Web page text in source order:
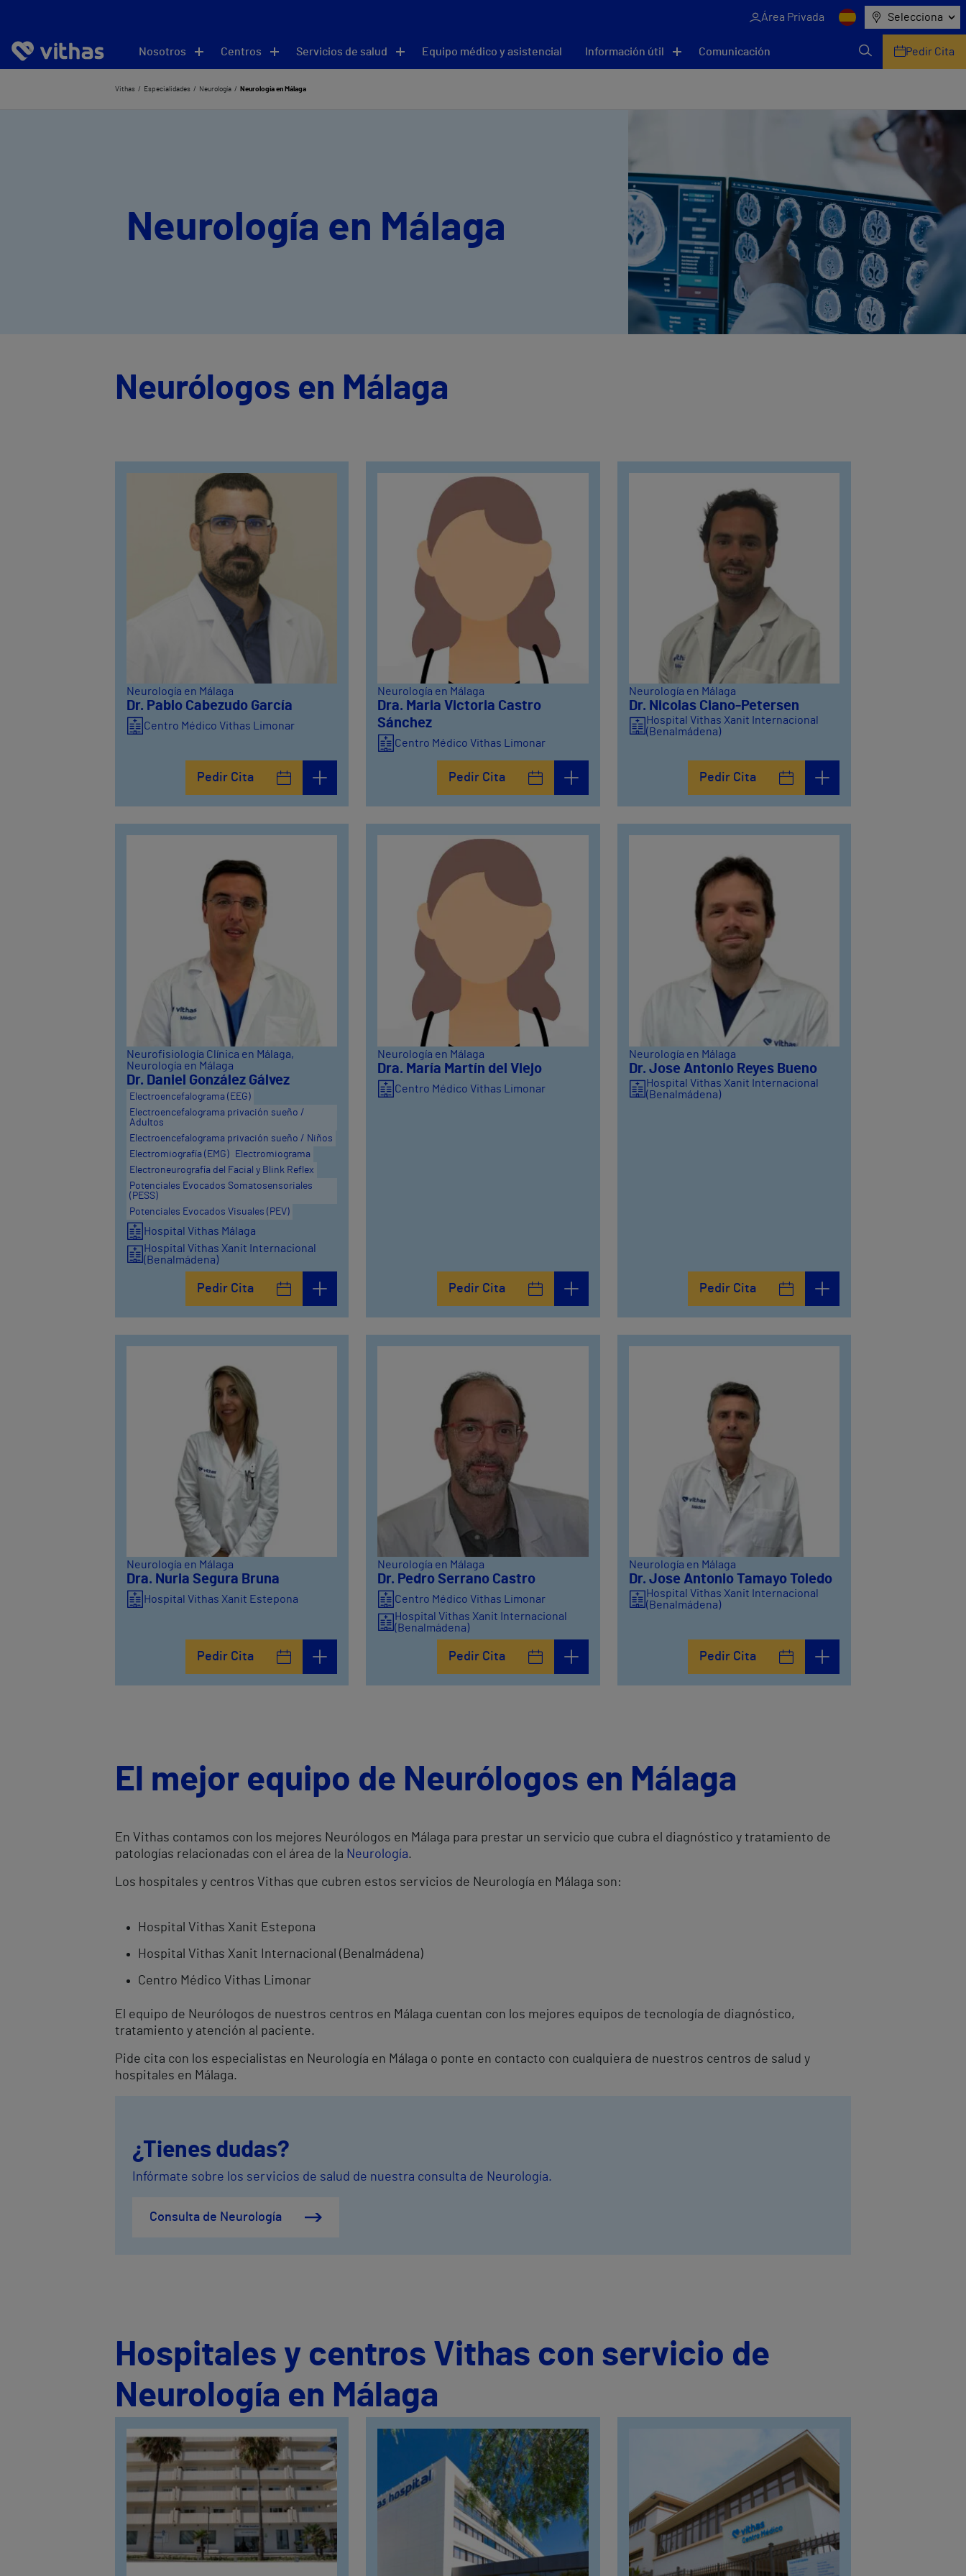
Área Privada Selecciona
Nosotros Centros Servicios de salud Equipo médico y asistencial Información útil Comunicación Pedir Cita
Vithas Especialidades Neurología Neurología en Málaga
Neurología en Málaga
Neurólogos en Málaga
Neurología en Málaga
Dr. Pablo Cabezudo García
Centro Médico Vithas Limonar
Pedir Cita
Neurología en Málaga
Dra. Maria Victoria Castro
Sánchez
Centro Médico Vithas Limonar
Pedir Cita
Neurología en Málaga
Dr. Nicolas Ciano-Petersen
Hospital Vithas Xanit Internacional
(Benalmádena)
Pedir Cita
Neurofisiología Clínica en Málaga,
Neurología en Málaga
Dr. Daniel González Gálvez
Electroencefalograma (EEG)
Electroencefalograma privación sueño /
Adultos
Electroencefalograma privación sueño / Niños
Electromiografía (EMG)
Electromiograma
Electroneurografía del Facial y Blink Reflex
Potenciales Evocados Somatosensoriales
(PESS)
Potenciales Evocados Visuales (PEV)
Hospital Vithas Málaga
Hospital Vithas Xanit Internacional
(Benalmádena)
Pedir Cita
Neurología en Málaga
Dra. María Martín del Viejo
Centro Médico Vithas Limonar
Pedir Cita
Neurología en Málaga
Dr. Jose Antonio Reyes Bueno
Hospital Vithas Xanit Internacional
(Benalmádena)
Pedir Cita
Neurología en Málaga
Dra. Nuria Segura Bruna
Hospital Vithas Xanit Estepona
Pedir Cita
Neurología en Málaga
Dr. Pedro Serrano Castro
Centro Médico Vithas Limonar
Hospital Vithas Xanit Internacional
(Benalmádena)
Pedir Cita
Neurología en Málaga
Dr. Jose Antonio Tamayo Toledo
Hospital Vithas Xanit Internacional
(Benalmádena)
Pedir Cita
El mejor equipo de Neurólogos en Málaga
En Vithas contamos con los mejores Neurólogos en Málaga para prestar un servicio que cubra el diagnóstico y tratamiento de
patologías relacionadas con el área de la Neurología.
Los hospitales y centros Vithas que cubren estos servicios de Neurología en Málaga son:
Hospital Vithas Xanit Estepona
Hospital Vithas Xanit Internacional (Benalmádena)
Centro Médico Vithas Limonar
El equipo de Neurólogos de nuestros centros en Málaga cuentan con los mejores equipos de tecnología de diagnóstico,
tratamiento y atención al paciente.
Pide cita con los especialistas en Neurología en Málaga o ponte en contacto con cualquiera de nuestros centros de salud y
hospitales en Málaga.
¿Tienes dudas?
Infórmate sobre los servicios de salud de nuestra consulta de Neurología.
Consulta de Neurología
Hospitales y centros Vithas con servicio de
Neurología en Málaga